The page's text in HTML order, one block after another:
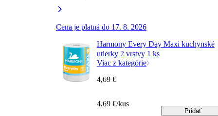
Cena je platná do 17. 8. 2026
Harmony Every Day Maxi kuchynské
utierky 2 vrstvy 1 ks
Viac z kategórie
4,69 €
4,69 €/kus
Pridať